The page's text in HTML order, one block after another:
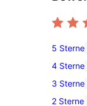
2 5-
Sterne-
5 Sterne
0 4-
Sterne-
4 Sterne
1 3-
3 Sterne
2 Sterne